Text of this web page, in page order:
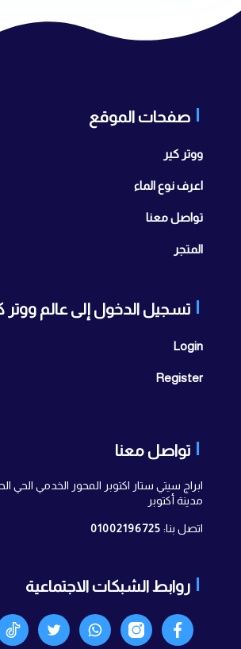
صفحات الموقع
ووتر كير
اعرف نوع الماء
تواصل معنا
المتجر
تسجيل الدخول إلى عالم ووتر
Login
Register
تواصل معنا
ابراج سيتي ستار اكتوبر المحور الخدمي الحي
مدينة أكتوبر
اتصل بنا: 01002196725
روابط الشبكات الاجتماعية
Facebookانستجرامواتساب